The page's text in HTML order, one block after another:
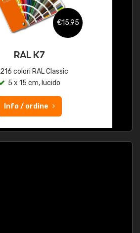
€15,95
RAL K7
216 colori RAL Classic
5 x 15 cm, lucido
Info / ordine